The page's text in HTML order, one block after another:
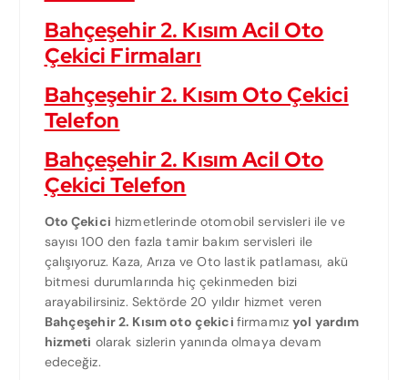
Bahçeşehir 2. Kısım Acil Oto
Çekici Firmaları
Bahçeşehir 2. Kısım Oto Çekici
Telefon
Bahçeşehir 2. Kısım Acil Oto
Çekici Telefon
Oto Çekici hizmetlerinde otomobil servisleri ile ve
sayısı 100 den fazla tamir bakım servisleri ile
çalışıyoruz. Kaza, Arıza ve Oto lastik patlaması, akü
bitmesi durumlarında hiç çekinmeden bizi
arayabilirsiniz. Sektörde 20 yıldır hizmet veren
Bahçeşehir 2. Kısım oto çekici firmamızyol yardım
hizmeti olarak sizlerin yanında olmaya devam
edeceğiz.